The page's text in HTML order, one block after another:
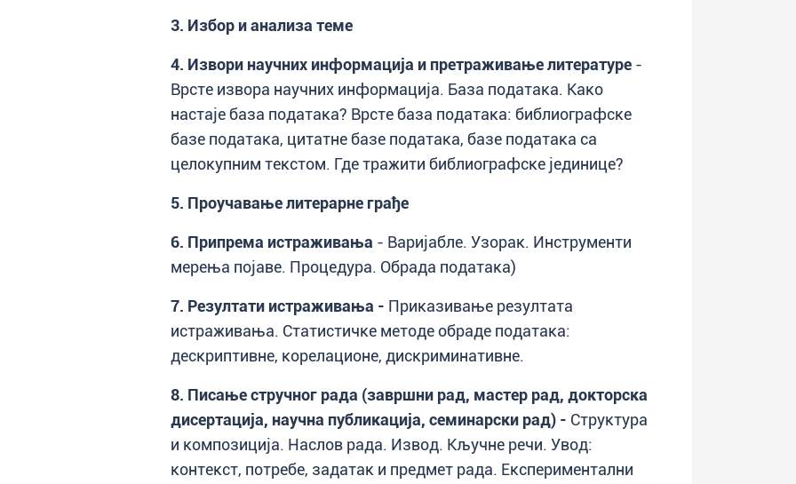
3. Избор и анализа теме
4. Извори научних информација и претраживање литературе -
Врсте извора научних информација. База података. Како
настаје база података? Врсте база података: библиографске
базе података, цитатне базе података, базе података са
целокупним текстом. Где тражити библиографске јединице?
5. Проучавање литерарне грађе
6. Припрема истраживања - Варијабле. Узорак. Инструменти
мерења појаве. Процедура. Обрада података)
7. Резултати истраживања - Приказивање резултата
истраживања. Статистичке методе обраде података:
дескриптивне, корелационе, дискриминативне.
8. Писање стручног рада (завршни рад, мастер рад, докторска
дисертација, научна публикација, семинарски рад) - Структура
и композиција. Наслов рада. Извод. Кључне речи. Увод:
контекст, потребе, задатак и предмет рада. Експериментални